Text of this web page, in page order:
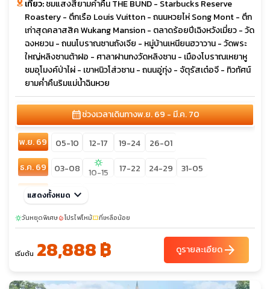
เที่ยว:ชมแสงสียามค่ำคืน THE BUND - Starbucks Reserve
Roastery - ตึกเรือ Louis Vuitton - ถนนหวยไห่ Song Mont - ตึก
เก่าสุดคลาสสิค Wukang Mansion - ตลาดร้อยปีเฉิงหวังเมี่ยว - วัด
ฉงหยวน - ถนนโบราณซานถังเจีย - หมู่บ้านเหนียนฮวาวาน - วัดพระ
ใหญ่หลิงซานต้าฝอ - ศาลาฝานกงวัดหลิงซาน - เมืองโบราณเหยาหู
ชมอุโมงค์ป่าไผ่ - เขาหนิวโส่วซาน - ถนนอู่ทุ่ง - จัตุรัสเต๋อจี - ทิวทัศน์
ยามค่ำคืนริมแม่น้ำฉินหวย
calendar_monthช่วงเวลาเดินทางพ.ย. 69 - มี.ค. 70
พ.ย. 69 05-10 12-17 19-24
26-01
ธ.ค. 69
03-08 sunny
10-15 17-22 24-29
31-05
ม.ค. 70
07-12
ก.พ. 70
25-02
มี.ค. 70
04-09 11-16
แสดงทั้งหมด keyboard_arrow_down
sunnyวันหยุดพิเศษlocal_fire_departmentโปรไฟไหม้confirmation_numberที่เหลือน้อย
เริ่มต้น 28,888 ฿ ดูรายละเอียดarrow_forward